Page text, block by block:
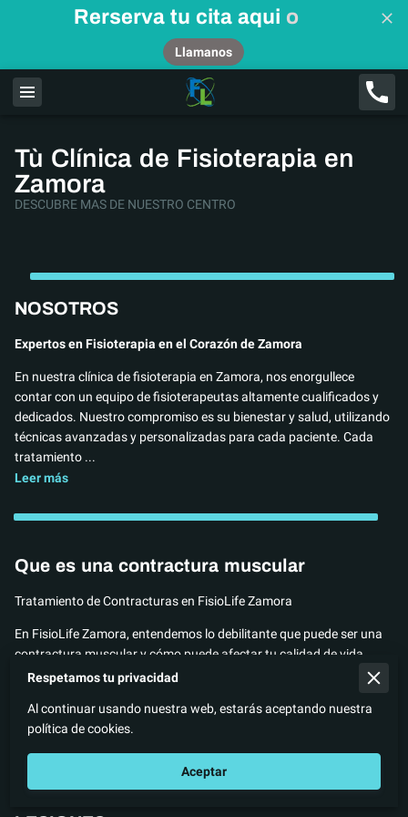
Rerserva tu cita aqui o
Llamanos
Tù Clínica de Fisioterapia en
Zamora
DESCUBRE MAS DE NUESTRO CENTRO
NOSOTROS
Expertos en Fisioterapia en el Corazón de Zamora
En nuestra clínica de fisioterapia en Zamora, nos enorgullece
contar con un equipo de fisioterapeutas altamente cualificados y
dedicados. Nuestro compromiso es su bienestar y salud, utilizando
técnicas avanzadas y personalizadas para cada paciente. Cada
tratamiento ...
Leer másNOSOTROS
Que es una contractura muscular
Tratamiento de Contracturas en FisioLife Zamora
En FisioLife Zamora, entendemos lo debilitante que puede ser una
contractura muscular y cómo puede afectar tu calidad de vida
diaria. Por eso, queremos ofrecerte una guía clara y sencilla sobre
en nuestro ...
Leer más Que es una contractura muscular
Respetamos tu privacidad
Al continuar usando nuestra web, estarás aceptando nuestra
política de cookies.
Aceptar